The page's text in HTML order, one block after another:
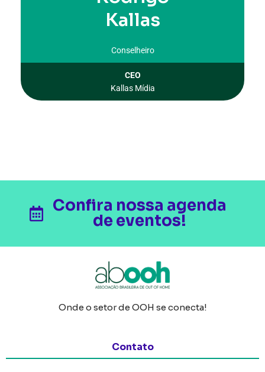
Kallas
Conselheiro
CEO
Kallas Mídia
Confira nossa agenda
de eventos!
Onde o setor de OOH se conecta!
Contato